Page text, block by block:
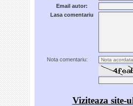
Email autor:
Lasa comentariu
Nota comentariu:
Viziteaza site-